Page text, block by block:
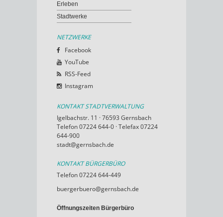
Erleben
Stadtwerke
NETZWERKE
Facebook
YouTube
RSS-Feed
Instagram
KONTAKT STADTVERWALTUNG
Igelbachstr. 11 · 76593 Gernsbach
Telefon 07224 644-0 · Telefax 07224
644-900
stadt@gernsbach.de
KONTAKT BÜRGERBÜRO
Telefon 07224 644-449
buergerbuero@gernsbach.de
Öffnungszeiten Bürgerbüro